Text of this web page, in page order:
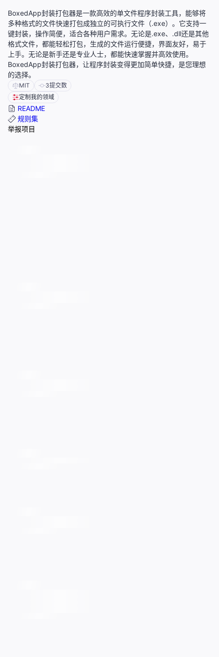
BoxedApp封装打包器是一款高效的单文件程序封装工具，能够将
多种格式的文件快速打包成独立的可执行文件（.exe）。它支持一
键封装，操作简便，适合各种用户需求。无论是.exe、.dll还是其他
格式文件，都能轻松打包，生成的文件运行便捷，界面友好，易于
上手。无论是新手还是专业人士，都能快速掌握并高效使用。
BoxedApp封装打包器，让程序封装变得更加简单快捷，是您理想
的选择。
MIT 3提交数
定制我的领域
README
规则集
举报项目